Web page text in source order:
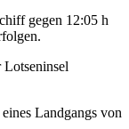
gegen 12:05 h
Landgangs von